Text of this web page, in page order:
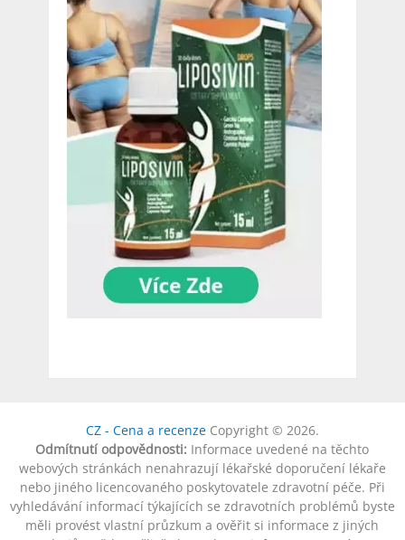
CZ - Cena a recenzeCopyright © 2026.
Odmítnutí odpovědnosti: Informace uvedené na těchto
webových stránkách nenahrazují lékařské doporučení lékaře
nebo jiného licencovaného poskytovatele zdravotní péče. Při
vyhledávání informací týkajících se zdravotních problémů byste
měli provést vlastní průzkum a ověřit si informace z jiných